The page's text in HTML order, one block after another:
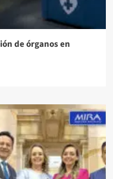
de órganos en